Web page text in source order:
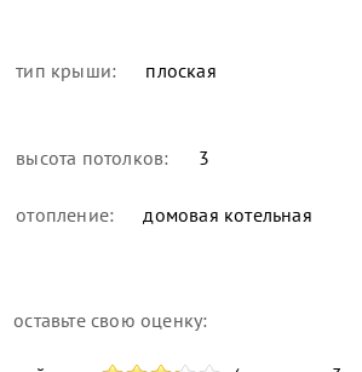
тип крыши: плоская
высота потолков: 3
отопление: домовая котельная
оставьте свою оценку: